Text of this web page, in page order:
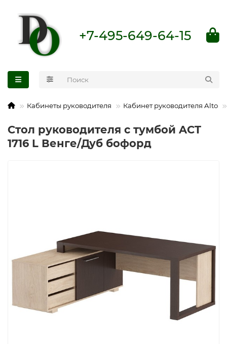
+7-495-649-64-15
Кабинеты руководителя Кабинет руководителя Alto
Стол руководителя с тумбой ACT
1716 L Венге/Дуб бофорд